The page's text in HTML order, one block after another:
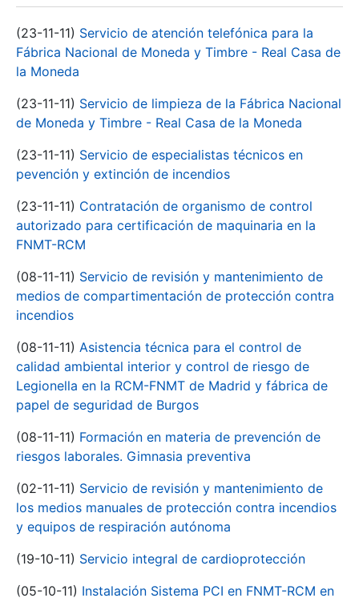
(23-11-11) Servicio de atención telefónica para la
Fábrica Nacional de Moneda y Timbre - Real Casa de
la Moneda
(23-11-11) Servicio de limpieza de la Fábrica Nacional
de Moneda y Timbre - Real Casa de la Moneda
(23-11-11) Servicio de especialistas técnicos en
pevención y extinción de incendios
(23-11-11) Contratación de organismo de control
autorizado para certificación de maquinaria en la
FNMT-RCM
(08-11-11) Servicio de revisión y mantenimiento de
medios de compartimentación de protección contra
incendios
(08-11-11) Asistencia técnica para el control de
calidad ambiental interior y control de riesgo de
Legionella en la RCM-FNMT de Madrid y fábrica de
papel de seguridad de Burgos
(08-11-11) Formación en materia de prevención de
riesgos laborales. Gimnasia preventiva
(02-11-11) Servicio de revisión y mantenimiento de
los medios manuales de protección contra incendios
y equipos de respiración autónoma
(19-10-11) Servicio integral de cardioprotección
(05-10-11) Instalación Sistema PCI en FNMT-RCM en